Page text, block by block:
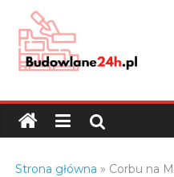
content
Budowlane24h.pl
portal
budowlany
Strona główna » Corbu na